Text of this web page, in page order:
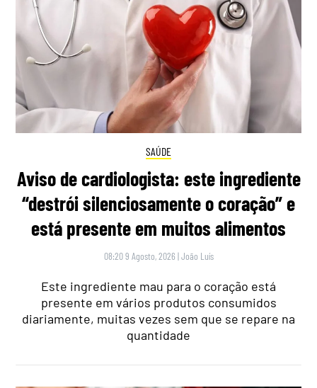
SAÚDE
Aviso de cardiologista: este ingrediente
“destrói silenciosamente o coração” e
está presente em muitos alimentos
08:20 9 Agosto, 2026 |João Luís
Este ingrediente mau para o coração está
presente em vários produtos consumidos
diariamente, muitas vezes sem que se repare na
quantidade